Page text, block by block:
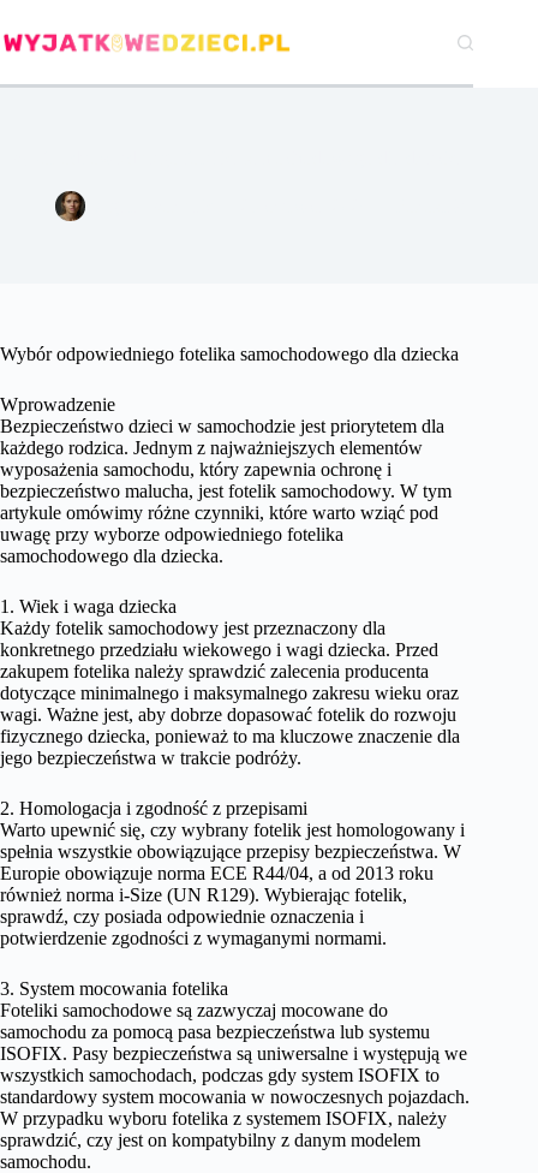
do
treści
Wybór odpowiedniego fotelika samochodowego dla dziecka
Wprowadzenie
Bezpieczeństwo dzieci w samochodzie jest priorytetem dla
każdego rodzica. Jednym z najważniejszych elementów
wyposażenia samochodu, który zapewnia ochronę i
bezpieczeństwo malucha, jest fotelik samochodowy. W tym
artykule omówimy różne czynniki, które warto wziąć pod
uwagę przy wyborze odpowiedniego fotelika
samochodowego dla dziecka.
1. Wiek i waga dziecka
Każdy fotelik samochodowy jest przeznaczony dla
konkretnego przedziału wiekowego i wagi dziecka. Przed
zakupem fotelika należy sprawdzić zalecenia producenta
dotyczące minimalnego i maksymalnego zakresu wieku oraz
wagi. Ważne jest, aby dobrze dopasować fotelik do rozwoju
fizycznego dziecka, ponieważ to ma kluczowe znaczenie dla
jego bezpieczeństwa w trakcie podróży.
2. Homologacja i zgodność z przepisami
Warto upewnić się, czy wybrany fotelik jest homologowany i
spełnia wszystkie obowiązujące przepisy bezpieczeństwa. W
Europie obowiązuje norma ECE R44/04, a od 2013 roku
również norma i-Size (UN R129). Wybierając fotelik,
sprawdź, czy posiada odpowiednie oznaczenia i
potwierdzenie zgodności z wymaganymi normami.
3. System mocowania fotelika
Foteliki samochodowe są zazwyczaj mocowane do
samochodu za pomocą pasa bezpieczeństwa lub systemu
ISOFIX. Pasy bezpieczeństwa są uniwersalne i występują we
wszystkich samochodach, podczas gdy system ISOFIX to
standardowy system mocowania w nowoczesnych pojazdach.
W przypadku wyboru fotelika z systemem ISOFIX, należy
sprawdzić, czy jest on kompatybilny z danym modelem
samochodu.